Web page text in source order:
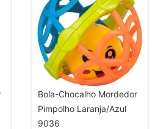
Bola-Chocalho Mordedor
Pimpolho Laranja/Azul
9036